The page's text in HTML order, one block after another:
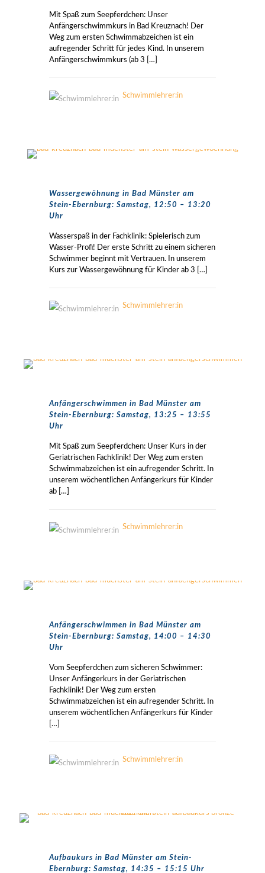
Mit Spaß zum Seepferdchen: Unser
Anfängerschwimmkurs in Bad Kreuznach! Der
Weg zum ersten Schwimmabzeichen ist ein
aufregender Schritt für jedes Kind. In unserem
Anfängerschwimmkurs (ab 3 […]
Schwimmlehrer:in
Wassergewöhnung in Bad Münster am
Stein-Ebernburg: Samstag, 12:50 – 13:20
Uhr
Wasserspaß in der Fachklinik: Spielerisch zum
Wasser-Profi! Der erste Schritt zu einem sicheren
Schwimmer beginnt mit Vertrauen. In unserem
Kurs zur Wassergewöhnung für Kinder ab 3 […]
Schwimmlehrer:in
Anfängerschwimmen in Bad Münster am
Stein-Ebernburg: Samstag, 13:25 – 13:55
Uhr
Mit Spaß zum Seepferdchen: Unser Kurs in der
Geriatrischen Fachklinik! Der Weg zum ersten
Schwimmabzeichen ist ein aufregender Schritt. In
unserem wöchentlichen Anfängerkurs für Kinder
ab […]
Schwimmlehrer:in
Anfängerschwimmen in Bad Münster am
Stein-Ebernburg: Samstag, 14:00 – 14:30
Uhr
Vom Seepferdchen zum sicheren Schwimmer:
Unser Anfängerkurs in der Geriatrischen
Fachklinik! Der Weg zum ersten
Schwimmabzeichen ist ein aufregender Schritt. In
unserem wöchentlichen Anfängerkurs für Kinder
[…]
Schwimmlehrer:in
Aufbaukurs in Bad Münster am Stein-
Ebernburg: Samstag, 14:35 – 15:15 Uhr